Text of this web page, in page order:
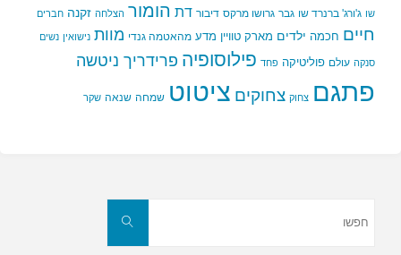
שו ג'ורג' ברנרד שו גבר גרושו מרקס דיבור דת הומור הצלחה זקנה חברים
חיים חכמה ילדים מארק טוויין מדע מהאטמה גנדי מוות נישואין נשים
סנקה עולם פוליטיקה פחד פילוסופיה פרידריך ניטשה
פתגם צחוק צחוקים ציטוט שמחה שנאה שקר
חפשו